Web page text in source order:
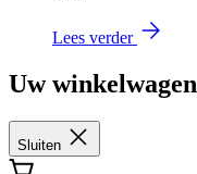
Lees verder
Uw winkelwagen
Sluiten